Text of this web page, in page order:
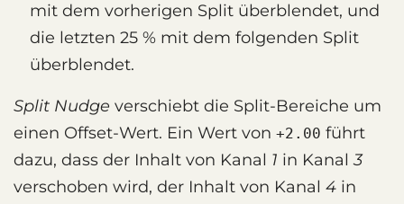
mit dem vorherigen Split überblendet, und
die letzten 25 % mit dem folgenden Split
überblendet.
Split Nudge verschiebt die Split-Bereiche um
einen Offset-Wert. Ein Wert von +2.00 führt
dazu, dass der Inhalt von Kanal 1 in Kanal3
verschoben wird, der Inhalt von Kanal 4 in